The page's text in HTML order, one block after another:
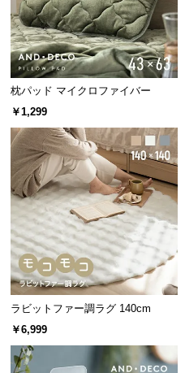
様
サ
ポ
ー
ト
ら
ブ
ロ
グ
企
枕パッド マイクロファイバー
￥1,299
ラビットファー調ラグ 140cm
￥6,999